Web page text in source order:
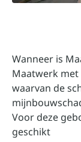
Wanneer is
Maatwerk
waarvan de
Voor deze
geschikt